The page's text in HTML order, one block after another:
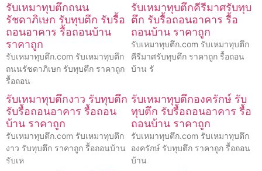
รับเหมาทุบตึกถนน
รัชดาภิเษก รับทุบตึก รับรื้อ
ถอนอาคาร รื้อถอนบ้าน
ราคาถูก
รับเหมาทุบตึก.com รับเหมาทุบตึก
ถนนรัชดาภิเษก รับทุบตึก ราคาถูก
รื้อถอน
รับเหมาทุบตึกคีรีมาศรับทุบ
ตึก รับรื้อถอนอาคาร รื้อ
ถอนบ้าน ราคาถูก
รับเหมาทุบตึก.com รับเหมาทุบตึก
คีรีมาศรับทุบตึก ราคาถูก รื้อถอน
บ้าน รั
รับเหมาทุบตึกงาว รับทุบตึก
รับรื้อถอนอาคาร รื้อถอน
บ้าน ราคาถูก
รับเหมาทุบตึก.com รับเหมาทุบตึก
งาว รับทุบตึก ราคาถูก รื้อถอนบ้าน
รับเห
รับเหมาทุบตึกองครักษ์ รับ
ทุบตึก รับรื้อถอนอาคาร รื้อ
ถอนบ้าน ราคาถูก
รับเหมาทุบตึก.com รับเหมาทุบตึก
องครักษ์ รับทุบตึก ราคาถูก รื้อถอน
บ้าน